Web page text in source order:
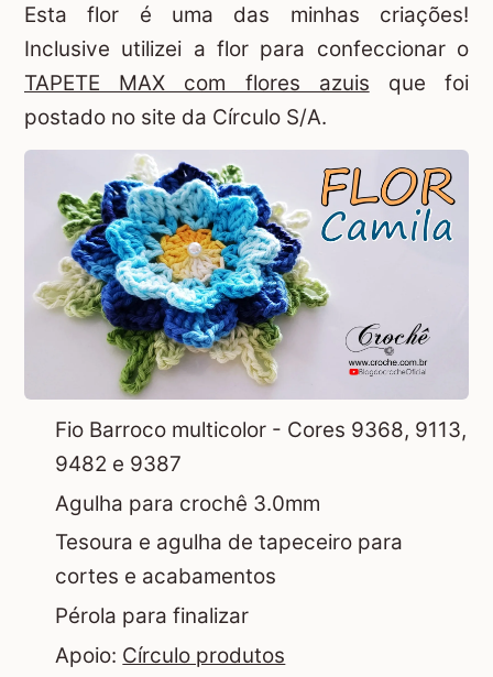
Esta flor é uma das minhas criações!
Inclusive utilizei a flor para confeccionar o
TAPETE MAX com flores azuis que foi
postado no site da Círculo S/A.
Fio Barroco multicolor - Cores 9368, 9113,
9482 e 9387
Agulha para crochê 3.0mm
Tesoura e agulha de tapeceiro para
cortes e acabamentos
Pérola para finalizar
Apoio: Círculo produtos